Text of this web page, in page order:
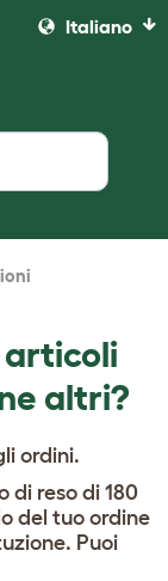
Italiano
articoli
altri?
ordini.
di reso di 180
del tuo ordine
Puoi